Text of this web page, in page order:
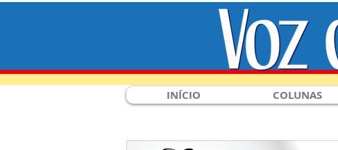
INÍCIO COLUNAS